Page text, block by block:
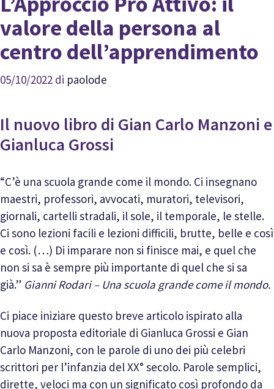
valore della persona al
centro dell’apprendimento
05/10/2022 di paolode
Il nuovo libro di Gian Carlo Manzoni e
Gianluca Grossi
“C’è una scuola grande come il mondo. Ci insegnano
maestri, professori, avvocati, muratori, televisori,
giornali, cartelli stradali, il sole, il temporale, le stelle.
Ci sono lezioni facili e lezioni difficili, brutte, belle e così
e così. (…) Di imparare non si finisce mai, e quel che
non si sa è sempre più importante di quel che si sa
già.” Gianni Rodari – Una scuola grande come il mondo.
Ci piace iniziare questo breve articolo ispirato alla
nuova proposta editoriale di Gianluca Grossi e Gian
Carlo Manzoni, con le parole di uno dei più celebri
scrittori per l’infanzia del XX° secolo. Parole semplici,
dirette, veloci ma con un significato così profondo da